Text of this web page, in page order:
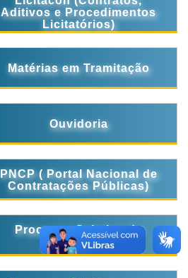
Aditivos e Procedimentos
Licitatórios)
Matérias em Tramitação
Ouvidoria
PNCP ( Portal Nacional de
Contratações Públicas)
Processo Seletivo de
Estágio